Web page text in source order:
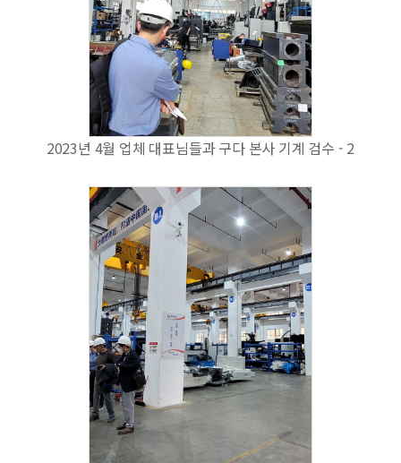
2023년 4월 업체 대표님들과 구다 본사 기계 검수 - 2